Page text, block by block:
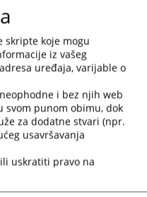
i tužiteljskog vijeća Bosne i
premijerke Vlade
Marije Buhač, ministra
pravosuđa, uprave i lokalne
Kantonalnog suda u
Općinskoga suda u Konjicu
Osmana Ćatića.
u zgradi koja ne odgovara
a loši uvjeti rada
institucije. Uvažavajući sve
sa postojećim objektom
preduzete aktivnosti i opcije
skripte koje mogu
iz vašeg
uređaja, varijable o
i bez njih web
svom punom obimu, dok
za dodatne stvari (npr.
usavršavanja
uskratiti pravo na